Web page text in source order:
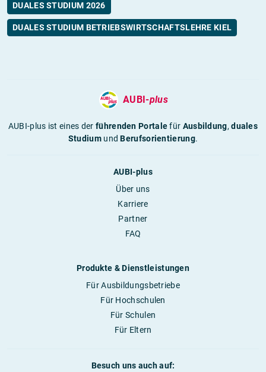
DUALES STUDIUM 2026
DUALES STUDIUM BETRIEBSWIRTSCHAFTSLEHRE KIEL
AUBI-plus
AUBI-plus ist eines derführenden Portalefür Ausbildung,duales
StudiumundBerufsorientierung.
AUBI-plus
Über uns
Karriere
Partner
FAQ
Produkte & Dienstleistungen
Für Ausbildungsbetriebe
Für Hochschulen
Für Schulen
Für Eltern
Besuch uns auch auf: